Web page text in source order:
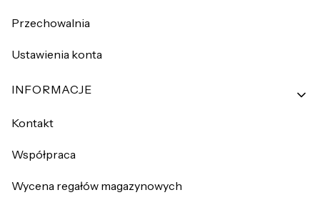
Przechowalnia
Ustawienia konta
INFORMACJE
Kontakt
Współpraca
Wycena regałów magazynowych